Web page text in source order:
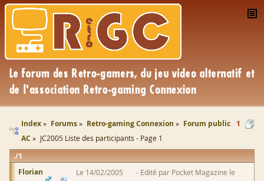
Index Forums Retro-gaming Connexion
Forum public
AC
JC2005 Liste des participants - Page 1
1
1
Florian
Le 14/02/2005
Edité par Pocket Magazine le